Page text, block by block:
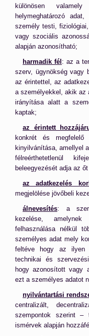
különösen
helymeghatározó
személy testi,
vagy szociális
alapján azonosítható;
harmadik fél : az a
szerv, ügynökség vagy
az érintettel, az
a személyekkel, akik az
irányítása alatt a
kaptak;
az érintett
konkrét és megfelelő
kinyilvánítása, amellyel
félreérthetetlenül
beleegyezését adja az
az adatkezelés
megjelölése jövőbeli
álnevesítés: a
kezelése, amelynek
felhasználása nélkül
személyes adat mely
feltéve hogy az ilyen
technikai és
hogy azonosított vagy
ezt a személyes adatot
nyilvántartási
centralizált,
szempontok szerint –
ismérvek alapján